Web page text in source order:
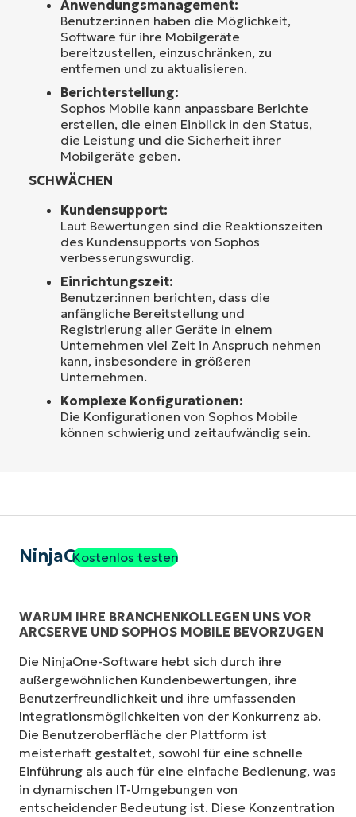
Anwendungsmanagement:
Benutzer:innen haben die Möglichkeit,
Software für ihre Mobilgeräte
bereitzustellen, einzuschränken, zu
entfernen und zu aktualisieren.
Berichterstellung:
Sophos Mobile kann anpassbare Berichte
erstellen, die einen Einblick in den Status,
die Leistung und die Sicherheit ihrer
Mobilgeräte geben.
SCHWÄCHEN
Kundensupport:
Laut Bewertungen sind die Reaktionszeiten
des Kundensupports von Sophos
verbesserungswürdig.
Einrichtungszeit:
Benutzer:innen berichten, dass die
anfängliche Bereitstellung und
Registrierung aller Geräte in einem
Unternehmen viel Zeit in Anspruch nehmen
kann, insbesondere in größeren
Unternehmen.
Komplexe Konfigurationen:
Die Konfigurationen von Sophos Mobile
können schwierig und zeitaufwändig sein.
NinjaOneKostenlos testen
WARUM IHRE BRANCHENKOLLEGEN UNS VOR
ARCSERVE UND SOPHOS MOBILE BEVORZUGEN
Die NinjaOne-Software hebt sich durch ihre
außergewöhnlichen Kundenbewertungen, ihre
Benutzerfreundlichkeit und ihre umfassenden
Integrationsmöglichkeiten von der Konkurrenz ab.
Die Benutzeroberfläche der Plattform ist
meisterhaft gestaltet, sowohl für eine schnelle
Einführung als auch für eine einfache Bedienung, was
in dynamischen IT-Umgebungen von
entscheidender Bedeutung ist. Diese Konzentration